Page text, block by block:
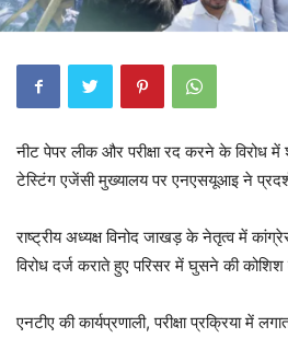
नीट पेपर लीक और परीक्षा रद करने के विरोध
टेस्टिंग एजेंसी मुख्यालय पर एनएसयूआइ ने
राष्ट्रीय अध्यक्ष विनोद जाखड़ के नेतृत्व में
विरोध दर्ज कराते हुए परिसर में घुसने की कोशिश
एनटीए की कार्यप्रणाली, परीक्षा प्रक्रिया में